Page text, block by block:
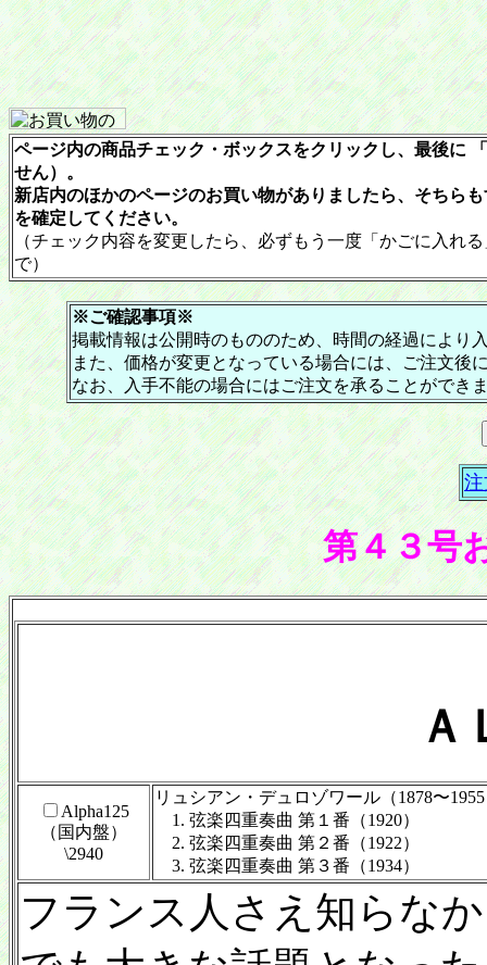
ページ内の商品チェック・ボックスをクリックし、最後に
せん）。
新店内のほかのページのお買い物がありましたら、そちら
を確定してください。
（チェック内容を変更したら、必ずもう一度「かごに入れ
で）
※ご確認事項※
掲載情報は公開時のもののため、時間の経過により
また、価格が変更となっている場合には、ご注文後
なお、入手不能の場合にはご注文を承ることができ
第４３号
Ａ
Alpha125
（国内盤）
\2940
リュシアン・デュロゾワール（1878〜
1. 弦楽四重奏曲 第１番（1920）
2. 弦楽四重奏曲 第２番（1922）
3. 弦楽四重奏曲 第３番（1934）
フランス人さえ知らな